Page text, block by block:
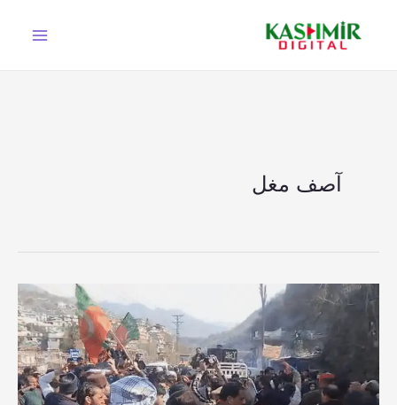
آصف مغل
پی
ٹی
رہنما